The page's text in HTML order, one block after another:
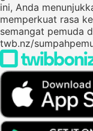
ini, Anda
memperkuat rasa
semangat pemuda
twb.nz/